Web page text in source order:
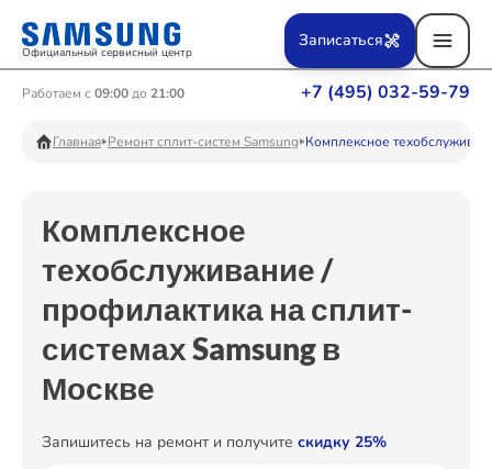
Официальный сервисный центр
+7 (495) 032-59-79
Работаем с 09:00до 21:00
Записаться
Главная Ремонт сплит-систем Samsung Комплексное
Комплексное
техобслуживание /
профилактика на сплит-
системах Samsung в
Москве
Запишитесь на ремонт и получите скидку 25%
Ремонт Вертикальных пылесосов
Ремонт Телевизоров
Ремонт Пылесосов